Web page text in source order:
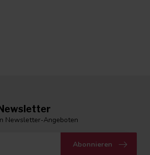
Newsletter-Angeboten
Abonnieren